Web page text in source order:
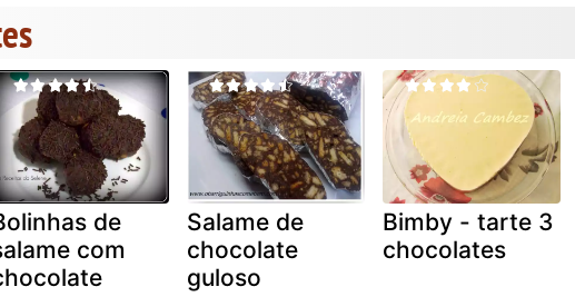
de
com
Salame de
chocolate
guloso
Bimby - tarte 3
chocolates